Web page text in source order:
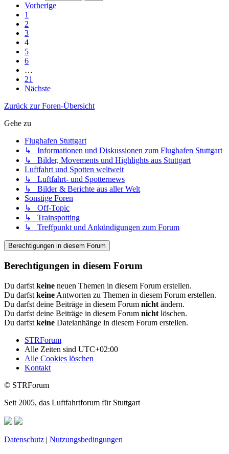
Vorherige
1
2
3
4
5
6
…
21
Nächste
Zurück zur Foren-Übersicht
Gehe zu
Flughafen Stuttgart
↳ Informationen und Diskussionen zum Flughafen Stuttgart
↳ Bilder, Movements und Highlights aus Stuttgart
Luftfahrt und Spotten weltweit
↳ Luftfahrt- und Spotternews
↳ Bilder & Berichte aus aller Welt
Sonstige Foren
↳ Off-Topic
↳ Trainspotting
↳ Treffpunkt und Ankündigungen zum Forum
Berechtigungen in diesem Forum
Berechtigungen in diesem Forum
Du darfst keine neuen Themen in diesem Forum erstellen.
Du darfst keine Antworten zu Themen in diesem Forum erstellen.
Du darfst deine Beiträge in diesem Forum nicht ändern.
Du darfst deine Beiträge in diesem Forum nicht löschen.
Du darfst keine Dateianhänge in diesem Forum erstellen.
STRForum
Alle Zeiten sind UTC+02:00
Alle Cookies löschen
Kontakt
© STRForum
Seit 2005, das Luftfahrtforum für Stuttgart
Datenschutz | Nutzungsbedingungen